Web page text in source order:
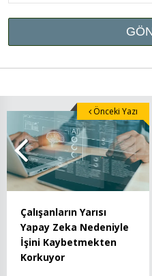
Çalışanların Yarısı
Yapay Zeka Nedeniyle
İşini Kaybetmekten
Korkuyor
Önceki Yazı